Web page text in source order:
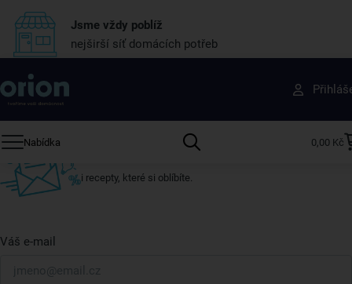
Jsme vždy poblíž
nejširší síť domácích potřeb
Nabídka 0,00 Kč
Získejte rady, recepty a tipy na slevy dřív než
ostatní
Přihlaste se k odběru našeho newsletteru.
i recepty, které si oblíbíte.
Váš e-mail